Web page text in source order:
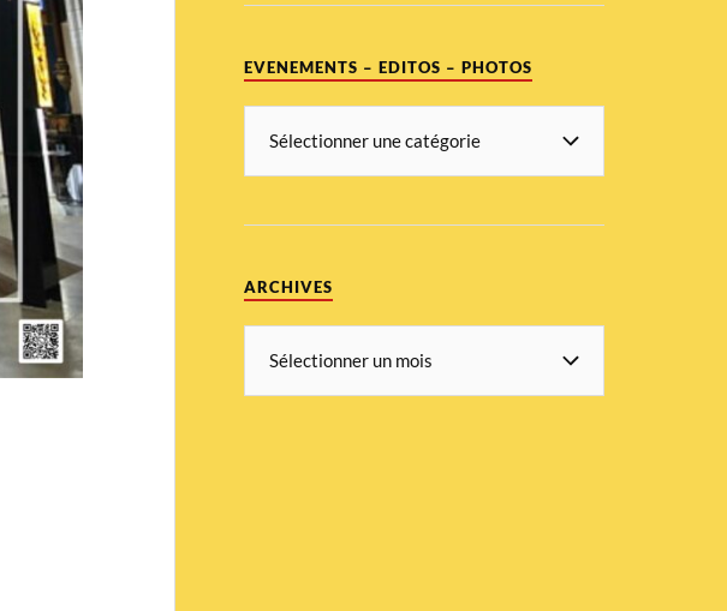
EVENEMENTS – EDITOS – PHOTOS
ARCHIVES